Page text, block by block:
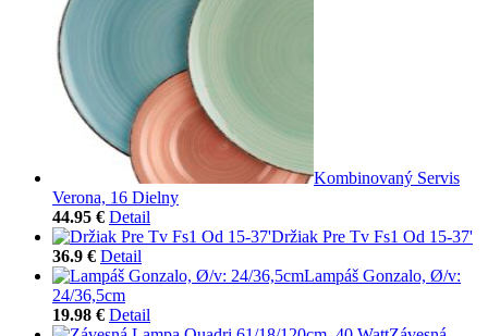
Kombinovaný Servis
Verona, 16 Dielny
44.95 € Detail
Držiak Pre Tv Fs1 Od 15-37'
36.9 € Detail
Lampáš Gonzalo, Ø/v:
24/36,5cm
19.98 € Detail